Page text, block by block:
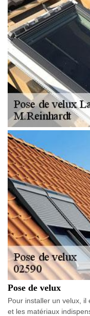
Pose de velux
Pour installer un velux, il
et les matériaux